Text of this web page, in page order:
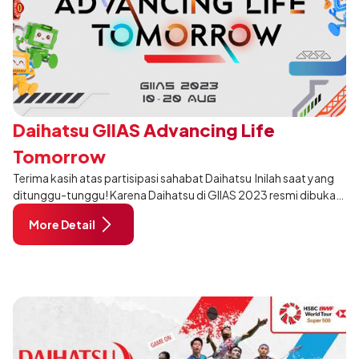
Daihatsu GIIAS Advancing Life
Tomorrow
Terima kasih atas partisipasi sahabat Daihatsu Inilah saat yang
ditunggu-tunggu! Karena Daihatsu di GIIAS 2023 resmi dibuka.
Jangan lewatkan kesempatan emas ini, segera kunjungi booth
Daihatsu d
More Detail